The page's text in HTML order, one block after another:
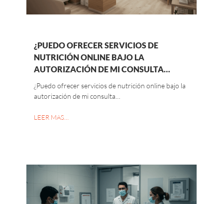
¿PUEDO OFRECER SERVICIOS DE
NUTRICIÓN ONLINE BAJO LA
AUTORIZACIÓN DE MI CONSULTA…
¿Puedo ofrecer servicios de nutrición online bajo la
autorización de mi consulta…
LEER MAS…